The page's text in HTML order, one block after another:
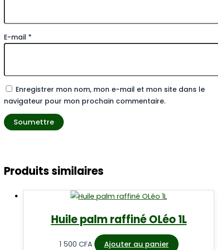
E-mail *
Enregistrer mon nom, mon e-mail et mon site dans le
navigateur pour mon prochain commentaire.
Produits similaires
Huile palm raffiné OLéo 1L
1 500 CFA Ajouter au panier